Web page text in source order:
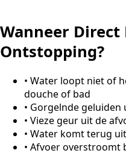
Wanneer
Ontstopping?
• Water loopt niet of
douche of bad
• Gorgelnde geluiden
• Vieze geur uit de
• Water komt terug
• Afvoer overstroomt